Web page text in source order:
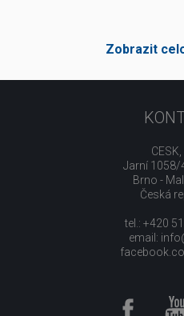
Zobrazit
CESK,
Jarní 1058/
Brno -
Česká
tel.: +420
email: